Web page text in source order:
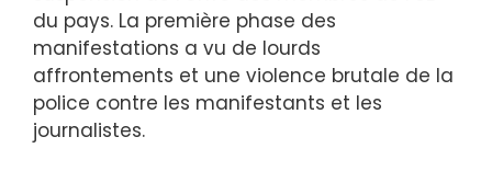
du pays. La première phase des
manifestations a vu de lourds
affrontements et une violence brutale de la
police contre les manifestants et les
journalistes.